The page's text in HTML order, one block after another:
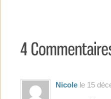
Nicole le 15